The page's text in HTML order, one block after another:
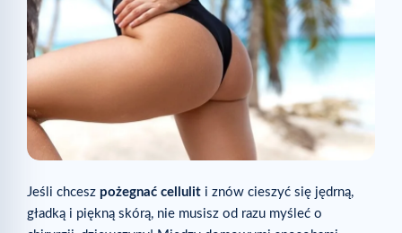
Jeśli chcesz pożegnać cellulit i znów cieszyć się jędrną,
gładką i piękną skórą, nie musisz od razu myśleć o